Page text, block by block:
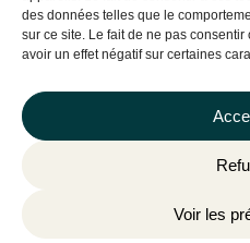
des données telles que le
sur ce site. Le fait de ne pas
avoir un effet négatif sur certaines
Voir les
Informations légales
Politique de confidentialité
Politique de cookies (UE)